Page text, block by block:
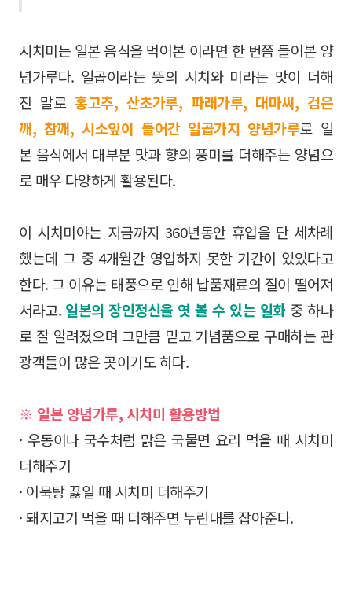
시치미는 일본 음식을 먹어본 이라면 한 번쯤 들어본 양
념가루다. 일곱이라는 뜻의 시치와 미라는 맛이 더해
진 말로홍고추, 산초가루, 파래가루, 대마씨, 검은
깨, 참깨, 시소잎이 들어간 일곱가지 양념가루로 일
본 음식에서 대부분 맛과 향의 풍미를 더해주는 양념으
로 매우 다양하게 활용된다.
이 시치미야는 지금까지 360년동안 휴업을 단 세차례
했는데 그 중 4개월간 영업하지 못한 기간이 있었다고
한다. 그 이유는 태풍으로 인해 납품재료의 질이 떨어져
서라고. 일본의 장인정신을 엿 볼 수 있는 일화중 하나
로 잘 알려졌으며 그만큼 믿고 기념품으로 구매하는 관
광객들이 많은 곳이기도 하다.
※ 일본 양념가루, 시치미 활용방법
· 우동이나 국수처럼 맑은 국물면 요리 먹을 때 시치미
더해주기
· 어묵탕 끓일 때 시치미 더해주기
· 돼지고기 먹을 때 더해주면 누린내를 잡아준다.